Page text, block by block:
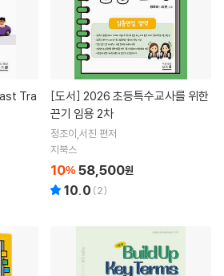
[도서]
끈기 임용 2차
정조이,서진 편저
지북스
10% 58,500원
10.0 (2)